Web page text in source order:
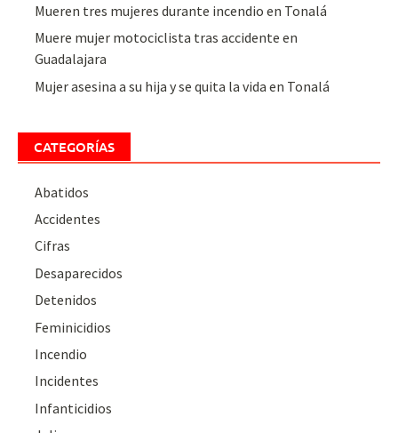
Mueren tres mujeres durante incendio en Tonalá
Muere mujer motociclista tras accidente en
Guadalajara
Mujer asesina a su hija y se quita la vida en Tonalá
CATEGORÍAS
Abatidos
Accidentes
Cifras
Desaparecidos
Detenidos
Feminicidios
Incendio
Incidentes
Infanticidios